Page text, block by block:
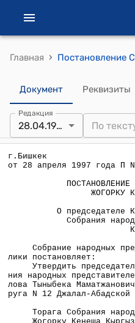
Главная ›
Документ Реквизиты
Редакция
28.04.1997